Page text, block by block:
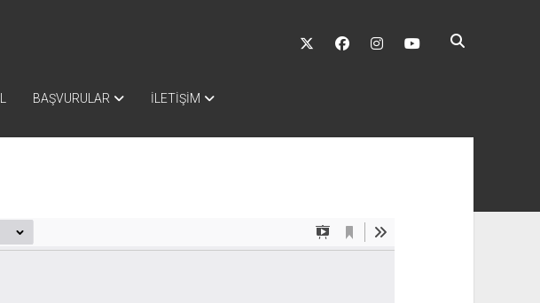
twitter facebookinstagramyoutube
BAŞVURULAR İLETİŞİM